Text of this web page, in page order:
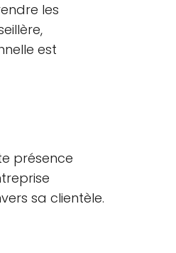
les
est
présence
sa clientèle.